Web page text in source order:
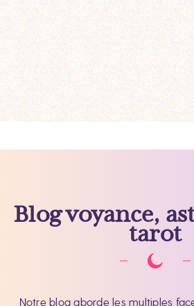
Blog voyance,
tarot
Notre blog aborde les multiples